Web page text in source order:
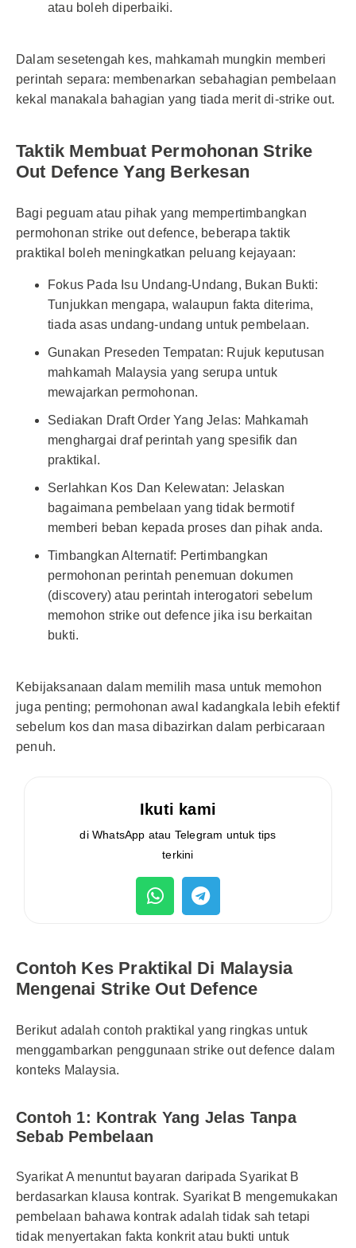
atau boleh diperbaiki.
Dalam sesetengah kes, mahkamah mungkin memberi
perintah separa: membenarkan sebahagian pembelaan
kekal manakala bahagian yang tiada merit di-strike out.
Taktik Membuat Permohonan Strike
Out Defence Yang Berkesan
Bagi peguam atau pihak yang mempertimbangkan
permohonan strike out defence, beberapa taktik
praktikal boleh meningkatkan peluang kejayaan:
Fokus Pada Isu Undang-Undang, Bukan Bukti:
Tunjukkan mengapa, walaupun fakta diterima,
tiada asas undang-undang untuk pembelaan.
Gunakan Preseden Tempatan: Rujuk keputusan
mahkamah Malaysia yang serupa untuk
mewajarkan permohonan.
Sediakan Draft Order Yang Jelas: Mahkamah
menghargai draf perintah yang spesifik dan
praktikal.
Serlahkan Kos Dan Kelewatan: Jelaskan
bagaimana pembelaan yang tidak bermotif
memberi beban kepada proses dan pihak anda.
Timbangkan Alternatif: Pertimbangkan
permohonan perintah penemuan dokumen
(discovery) atau perintah interogatori sebelum
memohon strike out defence jika isu berkaitan
bukti.
Kebijaksanaan dalam memilih masa untuk memohon
juga penting; permohonan awal kadangkala lebih efektif
sebelum kos dan masa dibazirkan dalam perbicaraan
penuh.
Ikuti kami
di WhatsApp atau Telegram untuk tips
terkini
Contoh Kes Praktikal Di Malaysia
Mengenai Strike Out Defence
Berikut adalah contoh praktikal yang ringkas untuk
menggambarkan penggunaan strike out defence dalam
konteks Malaysia.
Contoh 1: Kontrak Yang Jelas Tanpa
Sebab Pembelaan
Syarikat A menuntut bayaran daripada Syarikat B
berdasarkan klausa kontrak. Syarikat B mengemukakan
pembelaan bahawa kontrak adalah tidak sah tetapi
tidak menyertakan fakta konkrit atau bukti untuk